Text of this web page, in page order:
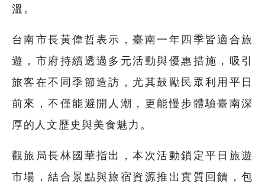
溫。
台南市長黃偉哲表示，臺南一年四季皆適合旅
遊，市府持續透過多元活動與優惠措施，吸引
旅客在不同季節造訪，尤其鼓勵民眾利用平日
前來，不僅能避開人潮，更能慢步體驗臺南深
厚的人文歷史與美食魅力。
觀旅局長林國華指出，本次活動鎖定平日旅遊
市場，結合景點與旅宿資源推出實質回饋，包